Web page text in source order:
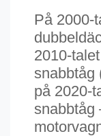
På 2000-
2010-
snabbtåg
på 2020-
snabbtåg